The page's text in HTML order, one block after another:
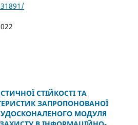
СТІЙКОСТІ ТА
ЗАПРОПОНОВАНОЇ
МОДУЛЯ